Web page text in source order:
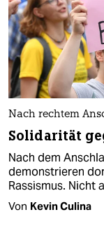
Nach rechtem
Solidarität
Nach dem
demonstrieren
Rassismus. Nicht
Von Kevin Culina